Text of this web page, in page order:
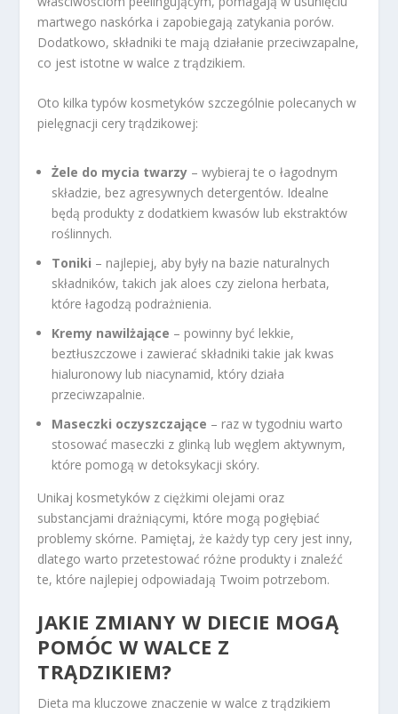
martwego naskórka i zapobiegają zatykania porów.
Dodatkowo, składniki te mają działanie przeciwzapalne,
co jest istotne w walce z trądzikiem.
Oto kilka typów kosmetyków szczególnie polecanych w
pielęgnacji cery trądzikowej:
Żele do mycia twarzy – wybieraj te o łagodnym
składzie, bez agresywnych detergentów. Idealne
będą produkty z dodatkiem kwasów lub ekstraktów
roślinnych.
Toniki – najlepiej, aby były na bazie naturalnych
składników, takich jak aloes czy zielona herbata,
które łagodzą podrażnienia.
Kremy nawilżające – powinny być lekkie,
beztłuszczowe i zawierać składniki takie jak kwas
hialuronowy lub niacynamid, który działa
przeciwzapalnie.
Maseczki oczyszczające – raz w tygodniu warto
stosować maseczki z glinką lub węglem aktywnym,
które pomogą w detoksykacji skóry.
Unikaj kosmetyków z ciężkimi olejami oraz
substancjami drażniącymi, które mogą pogłębiać
problemy skórne. Pamiętaj, że każdy typ cery jest inny,
dlatego warto przetestować różne produkty i znaleźć
te, które najlepiej odpowiadają Twoim potrzebom.
JAKIE ZMIANY W DIECIE MOGĄ
POMÓC W WALCE Z
TRĄDZIKIEM?
Dieta ma kluczowe znaczenie w walce z trądzikiem